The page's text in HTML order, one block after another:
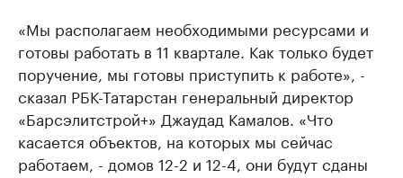
«Мы располагаем необходимыми ресурсами и
готовы работать в 11 квартале. Как только будет
поручение, мы готовы приступить к работе», -
сказал РБК-Татарстан генеральный директор
«Барсэлитстрой+» Джаудад Камалов. «Что
касается объектов, на которых мы сейчас
работаем, - домов 12-2 и 12-4, они будут сданы